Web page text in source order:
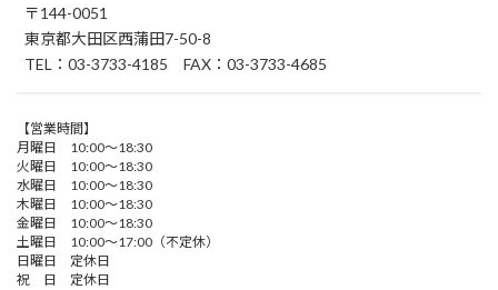
〒144-0051
東京都大田区西蒲田7-50-8
TEL：03-3733-4185 FAX：03-3733-4685
【営業時間】
月曜日 10:00～18:30
火曜日 10:00～18:30
水曜日 10:00～18:30
木曜日 10:00～18:30
金曜日 10:00～18:30
土曜日 10:00～17:00（不定休）
日曜日 定休日
祝 日 定休日